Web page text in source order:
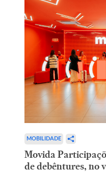
MOBILIDADE
Movida
de debêntures, no